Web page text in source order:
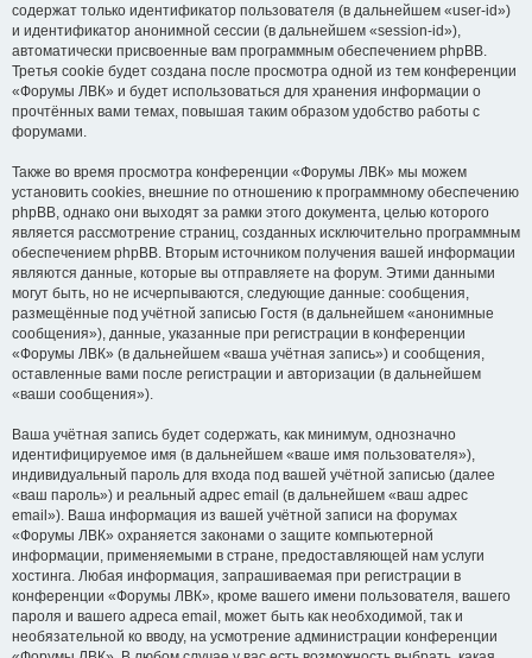
содержат только идентификатор пользователя (в дальнейшем «user-id»)
и идентификатор анонимной сессии (в дальнейшем «session-id»),
автоматически присвоенные вам программным обеспечением phpBB.
Третья cookie будет создана после просмотра одной из тем конференции
«Форумы ЛВК» и будет использоваться для хранения информации о
прочтённых вами темах, повышая таким образом удобство работы с
форумами.
Также во время просмотра конференции «Форумы ЛВК» мы можем
установить cookies, внешние по отношению к программному обеспечению
phpBB, однако они выходят за рамки этого документа, целью которого
является рассмотрение страниц, созданных исключительно программным
обеспечением phpBB. Вторым источником получения вашей информации
являются данные, которые вы отправляете на форум. Этими данными
могут быть, но не исчерпываются, следующие данные: сообщения,
размещённые под учётной записью Гостя (в дальнейшем «анонимные
сообщения»), данные, указанные при регистрации в конференции
«Форумы ЛВК» (в дальнейшем «ваша учётная запись») и сообщения,
оставленные вами после регистрации и авторизации (в дальнейшем
«ваши сообщения»).
Ваша учётная запись будет содержать, как минимум, однозначно
идентифицируемое имя (в дальнейшем «ваше имя пользователя»),
индивидуальный пароль для входа под вашей учётной записью (далее
«ваш пароль») и реальный адрес email (в дальнейшем «ваш адрес
email»). Ваша информация из вашей учётной записи на форумах
«Форумы ЛВК» охраняется законами о защите компьютерной
информации, применяемыми в стране, предоставляющей нам услуги
хостинга. Любая информация, запрашиваемая при регистрации в
конференции «Форумы ЛВК», кроме вашего имени пользователя, вашего
пароля и вашего адреса email, может быть как необходимой, так и
необязательной ко вводу, на усмотрение администрации конференции